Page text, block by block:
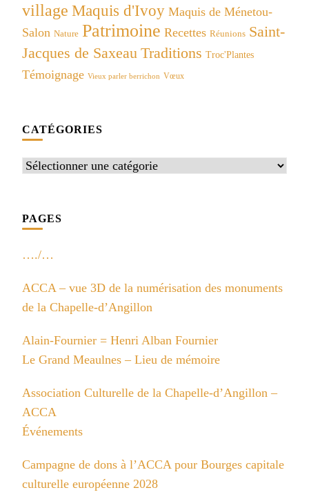
village Maquis d'Ivoy Maquis de Ménetou-
Salon Nature Patrimoine Recettes Réunions Saint-
Jacques de Saxeau Traditions Troc'Plantes
Témoignage Vieux parler berrichon Vœux
CATÉGORIES
Catégories
PAGES
…./…
ACCA – vue 3D de la numérisation des monuments
de la Chapelle-d’Angillon
Alain-Fournier = Henri Alban Fournier
Le Grand Meaulnes – Lieu de mémoire
Association Culturelle de la Chapelle-d’Angillon –
ACCA
Événements
Campagne de dons à l’ACCA pour Bourges capitale
culturelle européenne 2028